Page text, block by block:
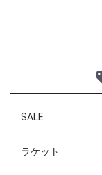
SALE
ラケット